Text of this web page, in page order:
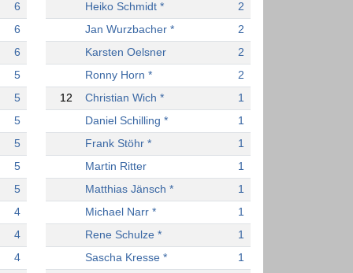
6
6
6
5
5
5
5
5
5
4
4
4
Heiko Schmidt *
2
Jan Wurzbacher *
2
Karsten Oelsner
2
Ronny Horn *
2
12
Christian Wich *
1
Daniel Schilling *
1
Frank Stöhr *
1
Martin Ritter
1
Matthias Jänsch *
1
Michael Narr *
1
Rene Schulze *
1
Sascha Kresse *
1